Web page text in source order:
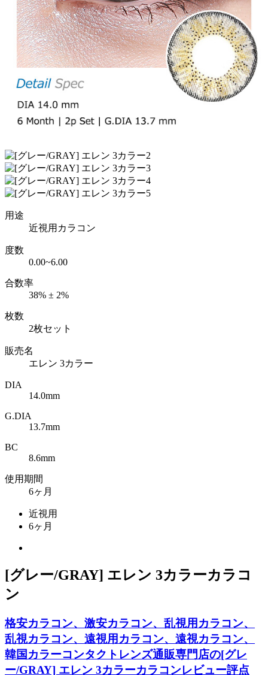
用途
近視用カラコン
度数
0.00~6.00
合数率
38% ± 2%
枚数
2枚セット
販売名
エレン 3カラー
DIA
14.0mm
G.DIA
13.7mm
BC
8.6mm
使用期間
6ヶ月
近視用
6ヶ月
[グレー/GRAY] エレン 3カラーカラコ
ン
格安カラコン、激安カラコン、乱視用カラコン、
乱視カラコン、遠視用カラコン、遠視カラコン、
韓国カラーコンタクトレンズ通販専門店の[グレ
ー/GRAY] エレン 3カラーカラコンレビュー評点